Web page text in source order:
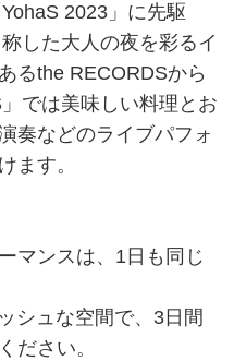
2023」に先駆
した大人の夜を彩るイ
るthe RECORDSから
では美味しい料理とお
奏などのライブパフォ
ます。
マンスは、1日も同じ
シュな空間で、3日間
ださい。